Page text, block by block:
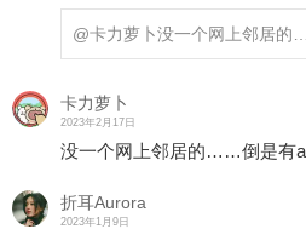
@卡力萝卜没一个网上邻居的
卡力萝卜
2023年2月17日
没一个网上邻居的……倒是有a
折耳Aurora
2023年1月9日